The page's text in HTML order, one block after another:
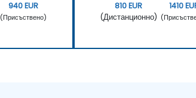
940 EUR
(Присъствено)
810 EUR
(Дистанционно)
1410